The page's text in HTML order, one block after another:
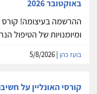
באוקטובר 2026
ההרשמה בעיצומה! קורס
ומיומנויות של הטיפול
בועז כהן
קורסי האונליין על